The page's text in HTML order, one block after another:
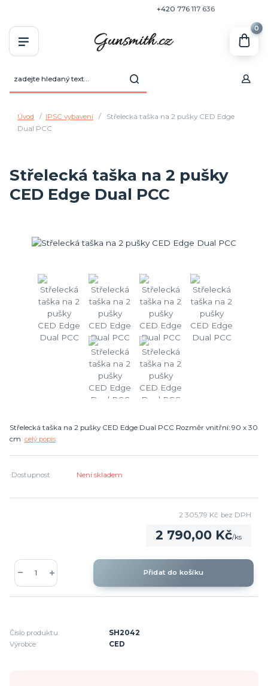
+420 776 117 636
0
Úvod IPSC vybavení
Střelecká taška na 2 pušky CED Edge
Dual PCC
Střelecká taška na 2 pušky
CED Edge Dual PCC
Střelecká taška na 2 pušky CED Edge Dual PCC Rozměr vnitřní: 90 x 30
cm celý popis
Dostupnost Není skladem
2 790,00 Kč/ks
2 305,79 Kč bez DPH
Přidat do košíku
Číslo produktu:
SH2042
Výrobce:
CED